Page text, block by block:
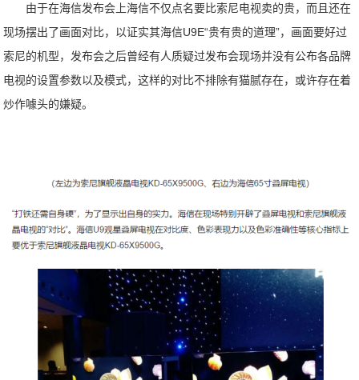
由于在海信发布会上海信不仅点名要比索尼电视卖的贵，而且还在
现场摆出了画面对比，以证实其海信U9E“贵有贵的道理”，画面要好过
索尼的机型，发布会之后曾经有人质疑过发布会现场并没有公布各品牌
电视的设置参数以及模式，这样的对比不排除有猫腻存在，或许存在着
炒作噱头的嫌疑。